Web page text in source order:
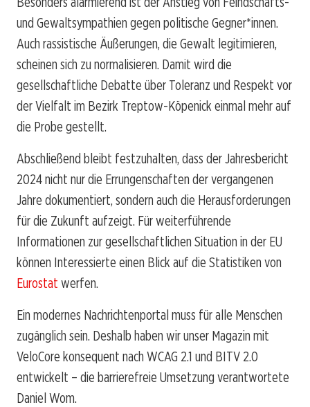
und Gewaltsympathien gegen politische Gegner*innen.
Auch rassistische Äußerungen, die Gewalt legitimieren,
scheinen sich zu normalisieren. Damit wird die
gesellschaftliche Debatte über Toleranz und Respekt vor
der Vielfalt im Bezirk Treptow-Köpenick einmal mehr auf
die Probe gestellt.
Abschließend bleibt festzuhalten, dass der Jahresbericht
2024 nicht nur die Errungenschaften der vergangenen
Jahre dokumentiert, sondern auch die Herausforderungen
für die Zukunft aufzeigt. Für weiterführende
Informationen zur gesellschaftlichen Situation in der EU
können Interessierte einen Blick auf die Statistiken von
Eurostat werfen.
Ein modernes Nachrichtenportal muss für alle Menschen
zugänglich sein. Deshalb haben wir unser Magazin mit
VeloCore konsequent nach WCAG 2.1 und BITV 2.0
entwickelt – die barrierefreie Umsetzung verantwortete
Daniel Wom.